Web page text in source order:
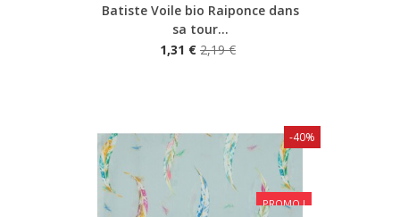
Batiste Voile bio Raiponce dans
sa tour...
1,31 € 2,19 €
PROMO !
-40%